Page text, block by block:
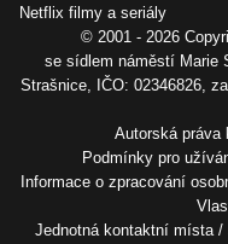
Netflix filmy a seriály
© 2001 - 2026
se sídlem náměstí Marie
Strašnice, IČO: 02346826,
Autorská práva
Podmínky pro
Informace o zpracování
Jednotná kontaktní místa